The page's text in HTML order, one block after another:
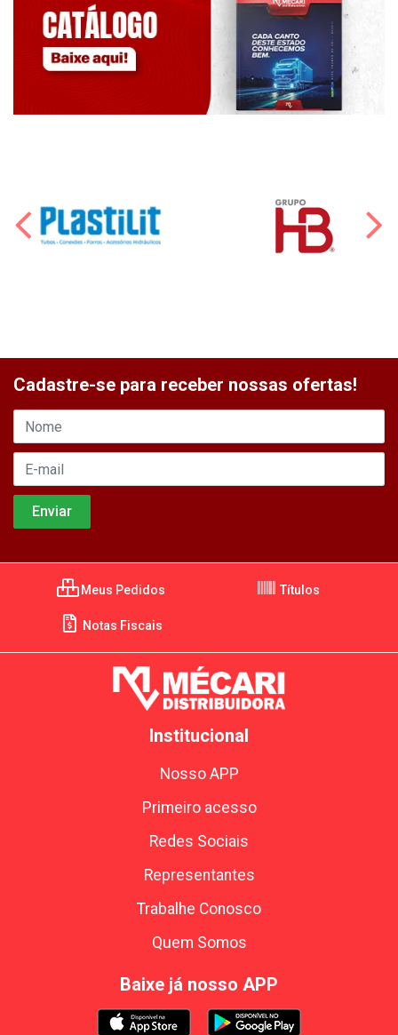
Cadastre-se para receber nossas ofertas!
Meus Pedidos Títulos
Notas Fiscais
Institucional
Nosso APP
Primeiro acesso
Redes Sociais
Representantes
Trabalhe Conosco
Quem Somos
Baixe já nosso APP